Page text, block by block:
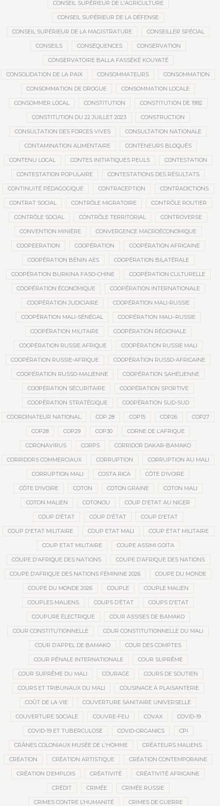
CONSEIL SUPÉRIEUR DE L'AGRICULTURE
CONSEIL SUPÉRIEUR DE LA DÉFENSE
CONSEIL SUPÉRIEUR DE LA MAGISTRATURE CONSEILLER SPÉCIAL
CONSEILS CONSÉQUENCES CONSERVATION
CONSERVATOIRE BALLA FASSÉKÉ KOUYATÉ
CONSOLIDATION DE LA PAIX CONSOMMATEURS CONSOMMATION
CONSOMMATION DE DROGUE CONSOMMATION LOCALE
CONSOMMER LOCAL CONSTITUTION CONSTITUTION DE 1992
CONSTITUTION DU 22 JUILLET 2023 CONSTRUCTION
CONSULTATION DES FORCES VIVES CONSULTATION NATIONALE
CONTAMINATION ALIMENTAIRE CONTENEURS BLOQUÉS
CONTENU LOCAL CONTES INITIATIQUES PEULS CONTESTATION
CONTESTATION POPULAIRE CONTESTATIONS DES RÉSULTATS
CONTINUITÉ PÉDAGOGIQUE CONTRACEPTION CONTRADICTIONS
CONTRAT SOCIAL CONTRÔLE MIGRATOIRE CONTRÔLE ROUTIER
CONTRÔLE SOCIAL CONTRÔLE TERRITORIAL CONTROVERSE
CONVENTION MINIÈRE CONVERGENCE MACROÉCONOMIQUE
COOPEERATION COOPÉRATION COOPÉRATION AFRICAINE
COOPÉRATION BÉNIN AES COOPÉRATION BILATÉRALE
COOPÉRATION BURKINA FASO-CHINE COOPÉRATION CULTURELLE
COOPÉRATION ÉCONOMIQUE COOPÉRATION INTERNATIONALE
COOPÉRATION JUDICIAIRE COOPÉRATION MALI-RUSSIE
COOPÉRATION MALI-SÉNÉGAL COOPÉRATION MALI–RUSSIE
COOPÉRATION MILITAIRE COOPÉRATION RÉGIONALE
COOPÉRATION RUSSIE AFRIQUE COOPÉRATION RUSSIE MALI
COOPÉRATION RUSSIE-AFRIQUE COOPÉRATION RUSSO-AFRICAINE
COOPÉRATION RUSSO-MALIENNE COOPÉRATION SAHÉLIENNE
COOPÉRATION SÉCURITAIRE COOPÉRATION SPORTIVE
COOPÉRATION STRATÉGIQUE COOPÉRATION SUD-SUD
COORDINATEUR NATIONAL COP 28 COP15 COP26 COP27
COP28 COP29 COP30 CORNE DE L’AFRIQUE
CORONAVIRUS CORPS CORRIDOR DAKAR-BAMAKO
CORRIDORS COMMERCIAUX CORRUPTION CORRUPTION AU MALI
CORRUPTION MALI COSTA RICA CÔTE D’IVOIRE
CÔTE D'IVOIRE COTON COTON GRAINE COTON MALI
COTON MALIEN COTONOU COUP D'ETAT AU NIGER
COUP D’ÉTAT COUP D'ÉTAT COUP D'ETAT
COUP D'ETAT MILITAIRE COUP ETAT MALI COUP ÉTAT MILITAIRE
COUP ETAT MILITAIRE COUPE ASSIMI GOÏTA
COUPE D'AFRIQUE DES NATIONS COUPE D’AFRIQUE DES NATIONS
COUPE D’AFRIQUE DES NATIONS FÉMININE 2026 COUPE DU MONDE
COUPE DU MONDE 2026 COUPLE COUPLE MALIEN
COUPLES MALIENS COUPS D’ÉTAT COUPS D'ETAT
COUPURE ÉLECTRIQUE COUR ASSISES DE BAMAKO
COUR CONSTITUTIONNELLE COUR CONSTITUTIONNELLE DU MALI
COUR D’APPEL DE BAMAKO COUR DES COMPTES
COUR PÉNALE INTERNATIONALE COUR SUPRÊME
COUR SUPRÊME DU MALI COURAGE COURS DE SOUTIEN
COURS ET TRIBUNAUX DU MALI COUSINAGE À PLAISANTERIE
COÛT DE LA VIE COUVERTURE SANITAIRE UNIVERSELLE
COUVERTURE SOCIALE COUVRE-FEU COVAX COVID-19
COVID-19 ET TUBERCULOSE COVID-ORGANICS CPI
CRÂNES COLONIAUX MUSÉE DE L'HOMME CRÉATEURS MALIENS
CRÉATION CRÉATION ARTISTIQUE CRÉATION CONTEMPORAINE
CRÉATION D’EMPLOIS CRÉATIVITÉ CRÉATIVITÉ AFRICAINE
CRÉDIT CRIMÉE CRIMÉE RUSSIE
CRIMES CONTRE L’HUMANITÉ CRIMES DE GUERRE